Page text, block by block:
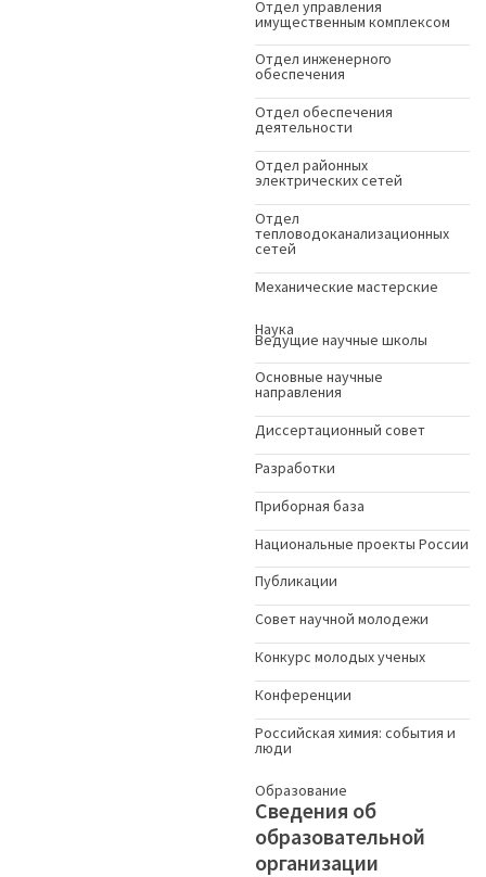
Отдел управления
имущественным комплексом
Отдел инженерного
обеспечения
Отдел обеспечения
деятельности
Отдел районных
электрических сетей
Отдел
тепловодоканализационных
сетей
Механические мастерские
Наука
Ведущие научные школы
Основные научные
направления
Диссертационный совет
Разработки
Приборная база
Национальные проекты России
Публикации
Совет научной молодежи
Конкурс молодых ученыx
Конференции
Российская химия: события и
люди
Образование
Сведения об
образовательной
организации